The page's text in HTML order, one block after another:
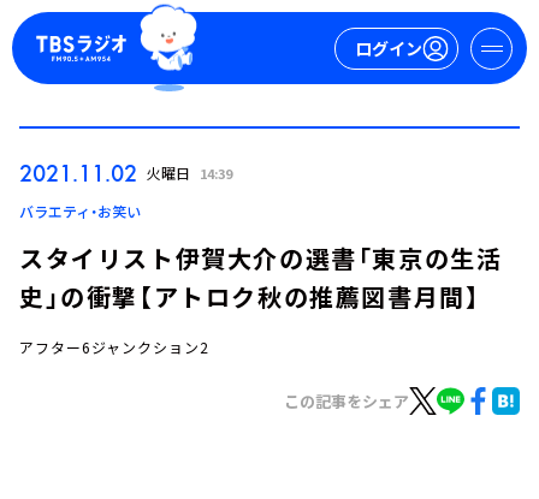
ログイン
ログイン
2021.11.02 火曜日 14:39
バラエティ・お笑い
スタイリスト伊賀大介の選書「東京の生活
史」の衝撃【アトロク秋の推薦図書月間】
アフター6ジャンクション2
この記事をシェア